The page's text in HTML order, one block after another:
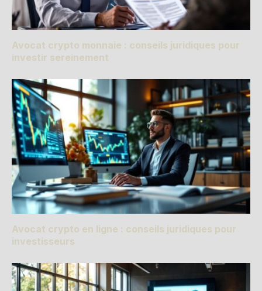
Avocat crypto monnaie : conseils juridiques pour
investir sereinement
Avocat crypto en ligne : conseils juridiques pour
investisseurs